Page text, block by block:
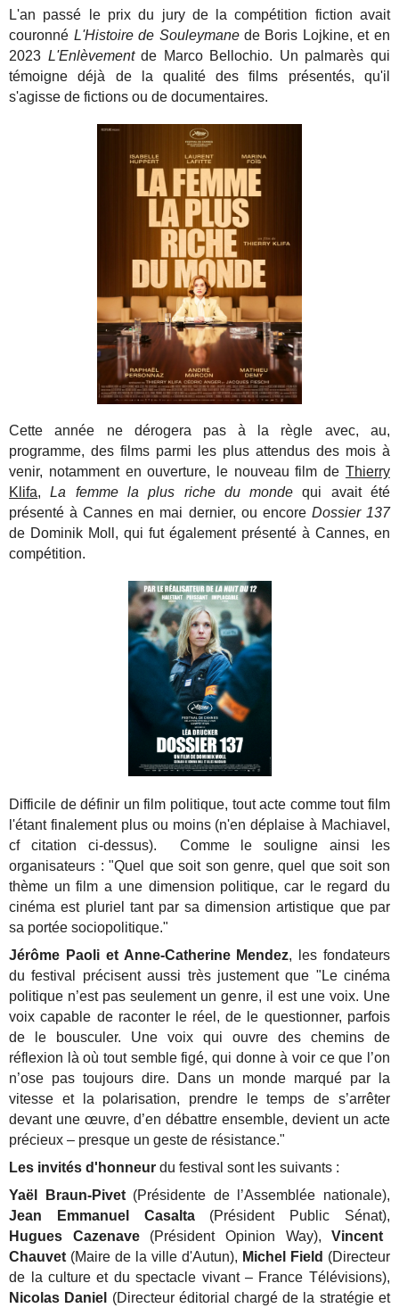
L'an passé le prix du jury de la compétition fiction avait
couronné L'Histoire de Souleymanede Boris Lojkine, et en
2023 L'Enlèvementde Marco Bellochio. Un palmarès qui
témoigne déjà de la qualité des films présentés, qu'il
s'agisse de fictions ou de documentaires.
Cette année ne dérogera pas à la règle avec, au,
programme, des films parmi les plus attendus des mois à
venir, notamment en ouverture, le nouveau film de Thierry
Klifa,La femme la plus riche du mondequi avait été
présenté à Cannes en mai dernier, ou encore Dossier 137
de Dominik Moll, qui fut également présenté à Cannes, en
compétition.
Difficile de définir un film politique, tout acte comme tout film
l'étant finalement plus ou moins (n'en déplaise à Machiavel,
cf citation ci-dessus). Comme le souligne ainsi les
organisateurs : "Quel que soit son genre, quel que soit son
thème un film a une dimension politique, car le regard du
cinéma est pluriel tant par sa dimension artistique que par
sa portée sociopolitique."
Jérôme Paoli et Anne-Catherine Mendez, les fondateurs
du festival précisent aussi très justement que "Le cinéma
politique n’est pas seulement un genre, il est une voix. Une
voix capable de raconter le réel, de le questionner, parfois
de le bousculer. Une voix qui ouvre des chemins de
réflexion là où tout semble figé, qui donne à voir ce que l’on
n’ose pas toujours dire. Dans un monde marqué par la
vitesse et la polarisation, prendre le temps de s’arrêter
devant une œuvre, d’en débattre ensemble, devient un acte
précieux – presque un geste de résistance."
Les invités d'honneurdu festival sont les suivants :
Yaël Braun-Pivet(Présidente de l’Assemblée nationale),
Jean Emmanuel Casalta(Président Public Sénat),
Hugues Cazenave(Président Opinion Way),Vincent
Chauvet (Maire de la ville d'Autun), Michel Field (Directeur
de la culture et du spectacle vivant – France Télévisions),
Nicolas Daniel
(Directeur éditorial chargé de la stratégie et